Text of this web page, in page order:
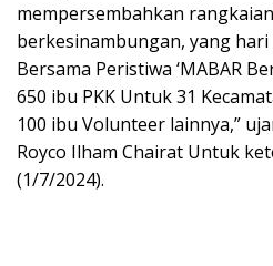
mempersembahkan
berkesinambungan, yang
Bersama Peristiwa ‘MABAR
650 ibu PKK Untuk 31
100 ibu Volunteer lainnya,”
Royco Ilham Chairat Untuk
(1/7/2024).